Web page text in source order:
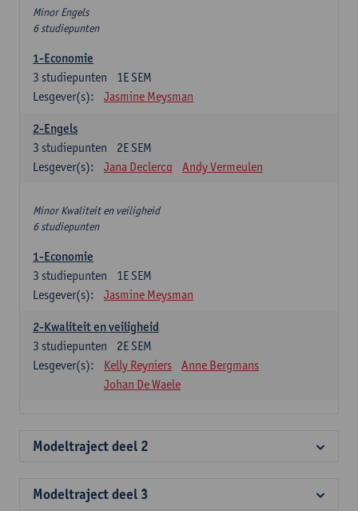
Minor Engels
6 studiepunten
1-Economie
1E SEM
3 studiepunten
Lesgever(s):
Jasmine Meysman
2-Engels
2E SEM
3 studiepunten
Lesgever(s):
Jana Declercq Andy Vermeulen
Minor Kwaliteit en veiligheid
6 studiepunten
1-Economie
1E SEM
3 studiepunten
Lesgever(s):
Jasmine Meysman
2-Kwaliteit en veiligheid
2E SEM
3 studiepunten
Lesgever(s):
Kelly Reyniers
Anne Bergmans
Johan De Waele
Modeltraject deel 2
Modeltraject deel 3